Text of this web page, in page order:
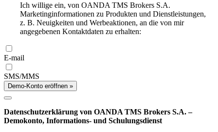
Ich willige ein, von OANDA TMS Brokers S.A.
Marketinginformationen zu Produkten und Dienstleistungen,
z. B. Neuigkeiten und Werbeaktionen, an die von mir
angegebenen Kontaktdaten zu erhalten:
E-mail
SMS/MMS
Demo-Konto eröffnen »
Datenschutzerklärung von OANDA TMS Brokers S.A. –
Demokonto, Informations- und Schulungsdienst